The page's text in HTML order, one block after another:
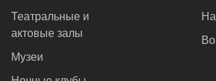
Театральные и
актовые залы
Музеи